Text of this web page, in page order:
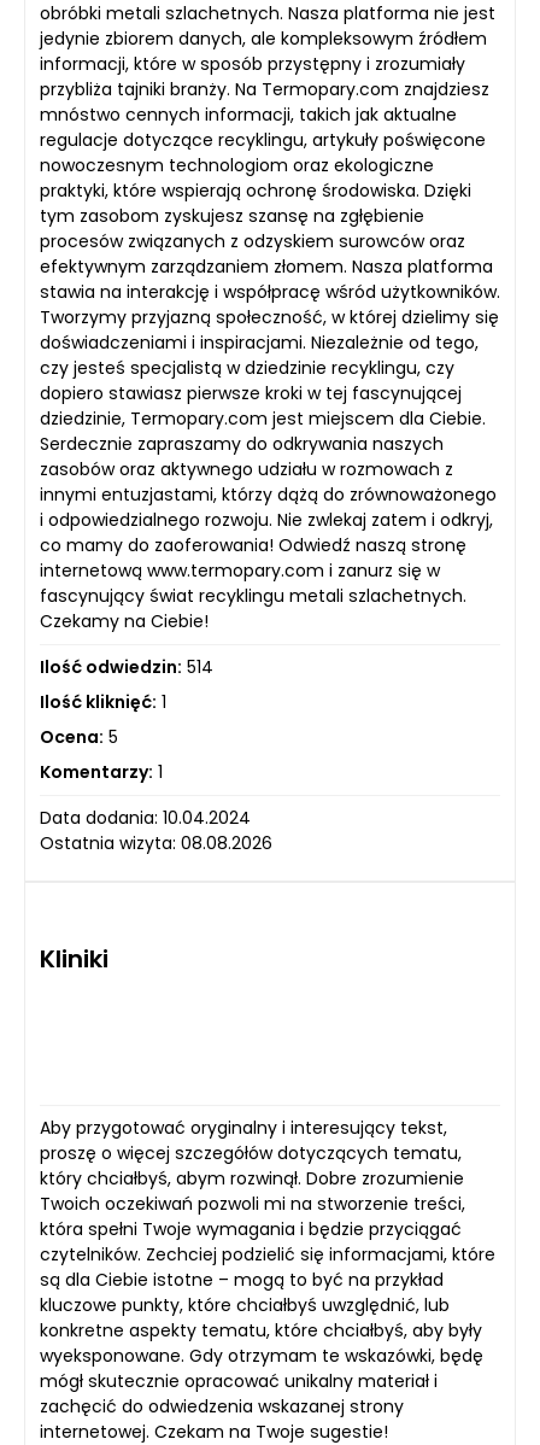
obróbki metali szlachetnych. Nasza platforma nie jest
jedynie zbiorem danych, ale kompleksowym źródłem
informacji, które w sposób przystępny i zrozumiały
przybliża tajniki branży. Na Termopary.com znajdziesz
mnóstwo cennych informacji, takich jak aktualne
regulacje dotyczące recyklingu, artykuły poświęcone
nowoczesnym technologiom oraz ekologiczne
praktyki, które wspierają ochronę środowiska. Dzięki
tym zasobom zyskujesz szansę na zgłębienie
procesów związanych z odzyskiem surowców oraz
efektywnym zarządzaniem złomem. Nasza platforma
stawia na interakcję i współpracę wśród użytkowników.
Tworzymy przyjazną społeczność, w której dzielimy się
doświadczeniami i inspiracjami. Niezależnie od tego,
czy jesteś specjalistą w dziedzinie recyklingu, czy
dopiero stawiasz pierwsze kroki w tej fascynującej
dziedzinie, Termopary.com jest miejscem dla Ciebie.
Serdecznie zapraszamy do odkrywania naszych
zasobów oraz aktywnego udziału w rozmowach z
innymi entuzjastami, którzy dążą do zrównoważonego
i odpowiedzialnego rozwoju. Nie zwlekaj zatem i odkryj,
co mamy do zaoferowania! Odwiedź naszą stronę
internetową www.termopary.com i zanurz się w
fascynujący świat recyklingu metali szlachetnych.
Czekamy na Ciebie!
Ilość odwiedzin: 514
Ilość kliknięć: 1
Ocena: 5
Komentarzy: 1
Data dodania: 10.04.2024
Ostatnia wizyta: 08.08.2026
Kliniki
Aby przygotować oryginalny i interesujący tekst,
proszę o więcej szczegółów dotyczących tematu,
który chciałbyś, abym rozwinął. Dobre zrozumienie
Twoich oczekiwań pozwoli mi na stworzenie treści,
która spełni Twoje wymagania i będzie przyciągać
czytelników. Zechciej podzielić się informacjami, które
są dla Ciebie istotne – mogą to być na przykład
kluczowe punkty, które chciałbyś uwzględnić, lub
konkretne aspekty tematu, które chciałbyś, aby były
wyeksponowane. Gdy otrzymam te wskazówki, będę
mógł skutecznie opracować unikalny materiał i
zachęcić do odwiedzenia wskazanej strony
internetowej. Czekam na Twoje sugestie!